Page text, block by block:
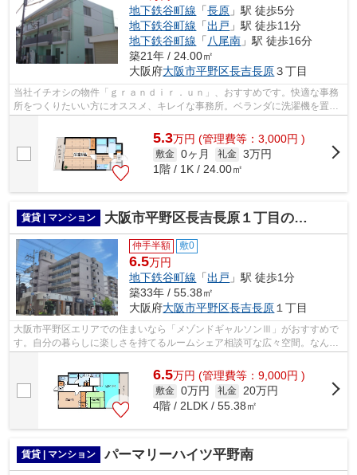
地下鉄谷町線 「長原 」駅 徒歩5分
地下鉄谷町線 「出戸 」駅 徒歩11分
地下鉄谷町線 「 八尾南 」駅 徒歩16分
築21年 / 24.00㎡
大阪府大阪市平野区長吉長原３丁目
当社イチオシの物件「ｇｒａｎｄｉｒ．ｕｎ」、おすすめです。快適な事務
所をつくりたいい方にオススメ、キレイな事務所。ベランダに洗濯機を置く
5.3万円 (管理費等：3,000円 )
敷金 0ヶ月 礼金 3万円
1階 / 1K / 24.00㎡
賃貸 | マンション 大阪市平野区長吉長原１丁目のマンション
仲手半額 敷0
6.5万円
地下鉄谷町線 「出戸 」駅 徒歩1分
築33年 / 55.38㎡
大阪府大阪市平野区長吉長原 １丁目
大阪市平野区エリアでの住まいなら「メゾンドギャルソンⅢ」がおすすめで
す。自分の暮らしに楽しさを持てるルームシェア相談可な広々空間。なんと
専有面積が55.38平米もございます。地...
6.5万円 (管理費等：9,000円 )
敷金 0万円 礼金 20万円
4階 / 2LDK / 55.38㎡
賃貸 | マンション パーマリーハイツ平野南